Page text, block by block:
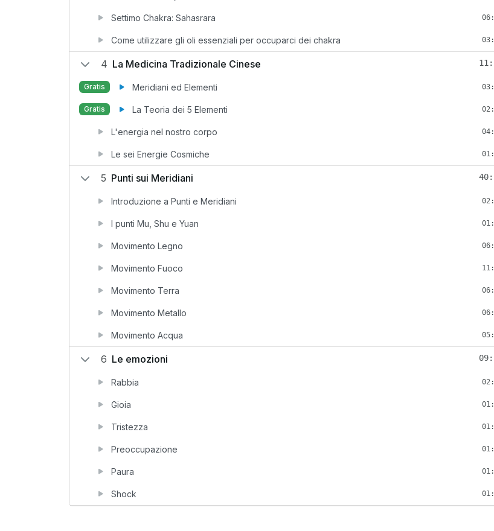
Settimo Chakra: Sahasrara
Come utilizzare gli oli essenziali per occuparci dei chakra
4 La Medicina Tradizionale Cinese
Gratis Meridiani ed Elementi
Gratis La Teoria dei 5 Elementi
L'energia nel nostro corpo
Le sei Energie Cosmiche
5 Punti sui Meridiani
Introduzione a Punti e Meridiani
I punti Mu, Shu e Yuan
Movimento Legno
Movimento Fuoco
Movimento Terra
Movimento Metallo
Movimento Acqua
6 Le emozioni
Rabbia
Gioia
Tristezza
Preoccupazione
Paura
Shock